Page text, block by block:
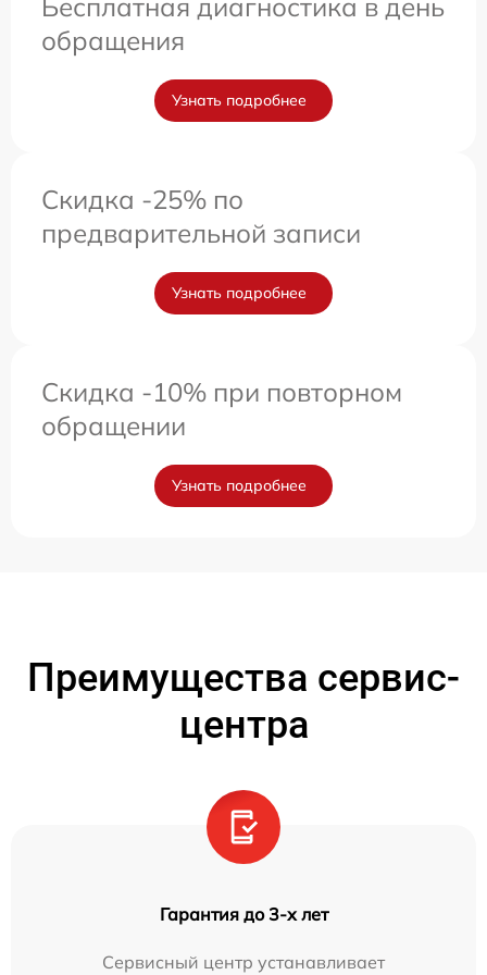
обращения
Узнать подробнее
Скидка -25% по
предварительной записи
Узнать подробнее
Скидка -10% при повторном
обращении
Узнать подробнее
Преимущества сервис-
центра
Гарантия до 3-х лет
Сервисный центр устанавливает